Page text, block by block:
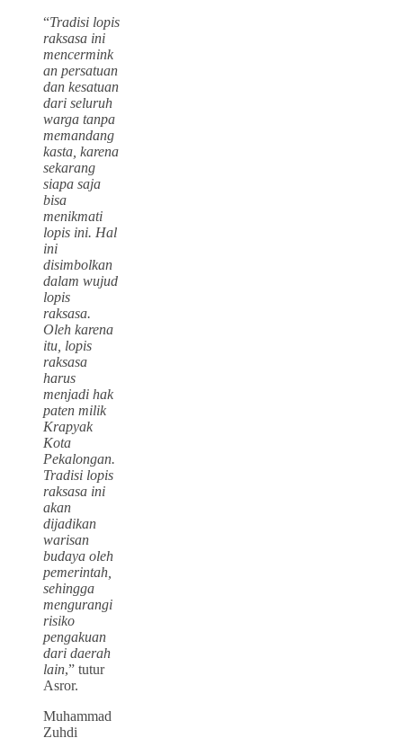
“Tradisi lopis
raksasa ini
mencermink
an persatuan
dan kesatuan
dari seluruh
warga tanpa
memandang
kasta, karena
sekarang
siapa saja
bisa
menikmati
lopis ini. Hal
ini
disimbolkan
dalam wujud
lopis
raksasa.
Oleh karena
itu, lopis
raksasa
harus
menjadi hak
paten milik
Krapyak
Kota
Pekalongan.
Tradisi lopis
raksasa ini
akan
dijadikan
warisan
budaya oleh
pemerintah,
sehingga
mengurangi
risiko
pengakuan
dari daerah
lain,” tutur
Asror.
Muhammad
Zuhdi